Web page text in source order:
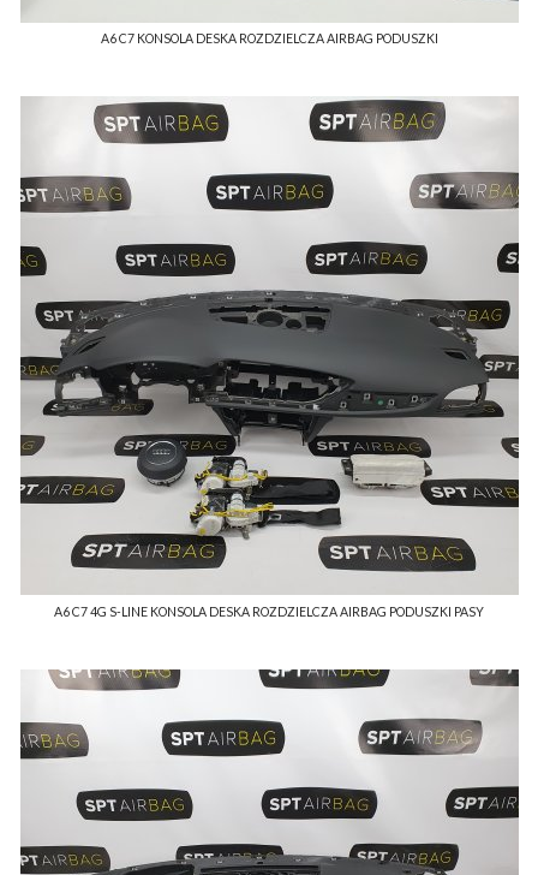
A6 C7 KONSOLA DESKA ROZDZIELCZA AIRBAG PODUSZKI
A6 C7 4G S-LINE KONSOLA DESKA ROZDZIELCZA AIRBAG PODUSZKI PASY